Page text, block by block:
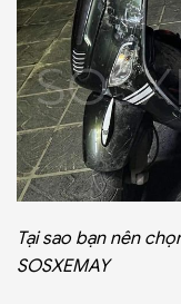
Tại sao bạn nên
SOSXEMAY